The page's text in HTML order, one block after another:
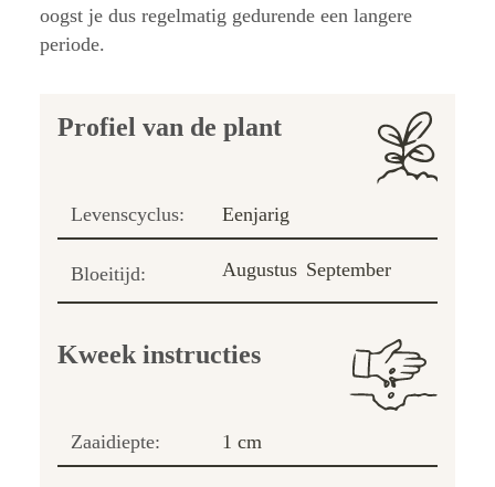
oogst je dus regelmatig gedurende een langere
periode.
Profiel van de plant
Levenscyclus: Eenjarig
Bloeitijd: Augustus September
Kweek instructies
Zaaidiepte: 1 cm